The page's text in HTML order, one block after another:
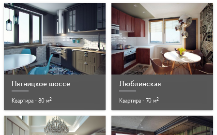
Пятницкое шоссе
Квартира - 80 м2
Люблинская
Квартира - 70 м2